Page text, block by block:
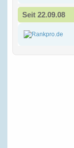
Seit 22.09.08